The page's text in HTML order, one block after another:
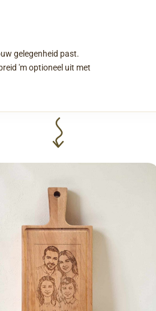
gelegenheid past.
'm optioneel uit met